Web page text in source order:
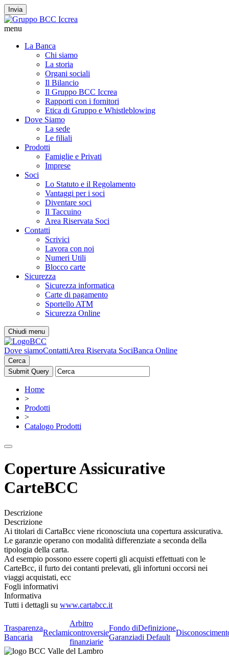
Invia
menu
La Banca
Chi siamo
La storia
Organi sociali
Il Bilancio
Il Gruppo BCC Iccrea
Rapporti con i fornitori
Etica di Gruppo e Whistleblowing
Dove Siamo
La sede
Le filiali
Prodotti
Famiglie e Privati
Imprese
Soci
Lo Statuto e il Regolamento
Vantaggi per i soci
Diventare soci
Il Taccuino
Area Riservata Soci
Contatti
Scrivici
Lavora con noi
Numeri Utili
Blocco carte
Sicurezza
Sicurezza informatica
Carte di pagamento
Sportello ATM
Sicurezza Online
Chiudi menu
Dove siamoContattiArea Riservata SociBanca Online
Cerca
Home
>
Prodotti
>
Catalogo Prodotti
Coperture Assicurative
CarteBCC
Descrizione
Descrizione
Ai titolari di CartaBcc viene riconosciuta una copertura assicurativa.
Le garanzie operano con modalità differenziate a seconda della
tipologia della carta.
Ad esempio possono essere coperti gli acquisti effettuati con le
CarteBcc, il furto dei contanti prelevati, gli infortuni occorsi nei
viaggi acquistati, ecc
Fogli informativi
Informativa
Tutti i dettagli su www.cartabcc.it
Trasparenza
Bancaria
Reclami
Arbitro
controversie
finanziarie
Fondo di
Garanzia
Definizione
di Default